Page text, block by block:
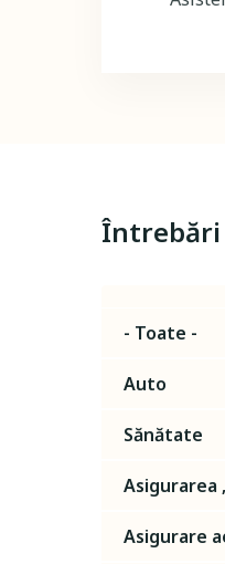
Întrebări
- Toate -
Auto
Sănătate
Asigurarea
Asigurare